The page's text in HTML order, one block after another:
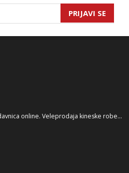
PRIJAVI SE
online. Veleprodaja kineske robe...